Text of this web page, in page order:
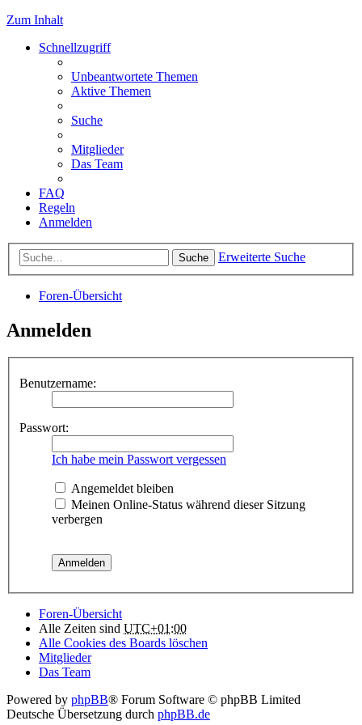
Zum Inhalt
Schnellzugriff
Unbeantwortete Themen
Aktive Themen
Suche
Mitglieder
Das Team
FAQ
Regeln
Anmelden
Suche Erweiterte Suche
Foren-Übersicht
Anmelden
Benutzername:
Passwort:
Ich habe mein Passwort vergessen
Angemeldet bleiben
Meinen Online-Status während dieser Sitzung
verbergen
Foren-Übersicht
Alle Zeiten sind UTC+01:00
Alle Cookies des Boards löschen
Mitglieder
Das Team
Powered by phpBB® Forum Software © phpBB Limited
Deutsche Übersetzung durch phpBB.de